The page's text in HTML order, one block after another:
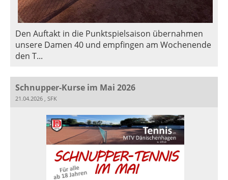
Den Auftakt in die Punktspielsaison übernahmen
unsere Damen 40 und empfingen am Wochenende
den T...
Schnupper-Kurse im Mai 2026
21.04.2026 , SFK